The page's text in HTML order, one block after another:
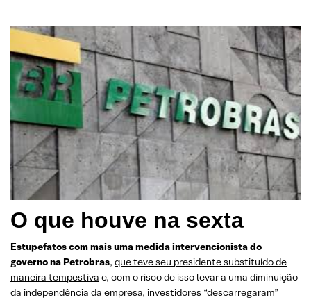
O que houve na sexta
Estupefatos com mais uma medida intervencionista do
governo na Petrobras, que teve seu presidente substituído de
maneira tempestiva e, com o risco de isso levar a uma diminuição
da independência da empresa, investidores “descarregaram”